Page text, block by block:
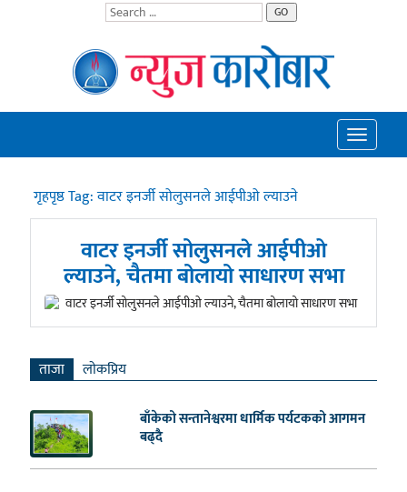
GO
Toggle
गृहपृष्ठTag:वाटर इनर्जी सोलुसनले आईपीओ ल्याउने
वाटर इनर्जी सोलुसनले आईपीओ
ल्याउने, चैतमा बोलायो साधारण सभा
ताजा लाेकप्रिय
बाँकेको सन्तानेश्वरमा धार्मिक पर्यटकको आगमन
बढ्दै